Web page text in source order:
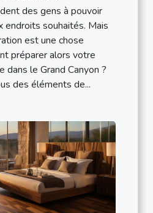
des gens à pouvoir
endroits souhaités. Mais
est une chose
préparer alors votre
dans le Grand Canyon ?
des éléments de...